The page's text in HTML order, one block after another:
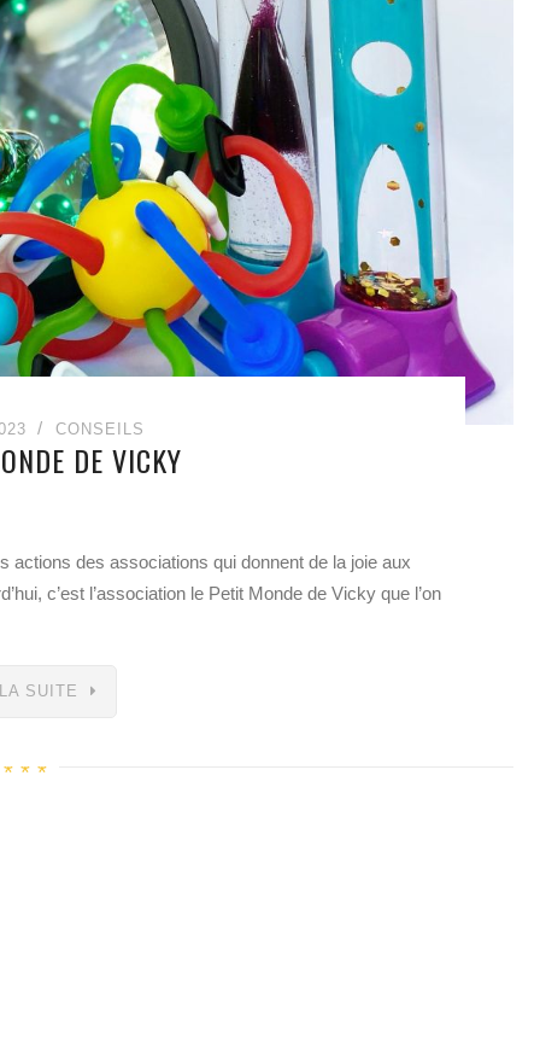
CONSEILS
DE VICKY
actions des associations qui donnent de la joie aux
c’est l’association le Petit Monde de Vicky que l’on
SUITE